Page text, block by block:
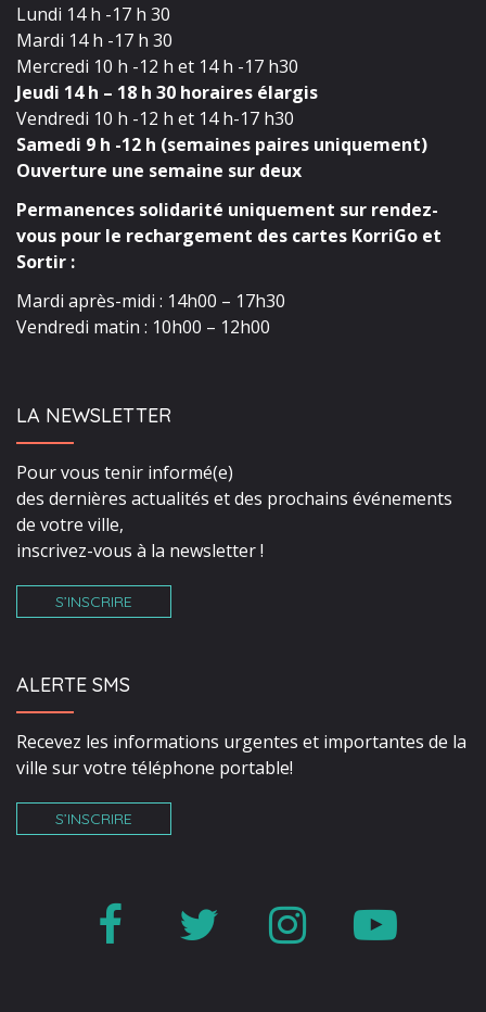
Lundi 14 h -17 h 30
Mardi 14 h -17 h 30
Mercredi 10 h -12 h et 14 h -17 h30
Jeudi 14 h – 18 h 30 horaires élargis
Vendredi 10 h -12 h et 14 h-17 h30
Samedi 9 h -12 h (semaines paires uniquement)
Ouverture une semaine sur deux
Permanences solidarité uniquement sur rendez-
vous pour le rechargement des cartes KorriGo et
Sortir :
Mardi après-midi : 14h00 – 17h30
Vendredi matin : 10h00 – 12h00
LA NEWSLETTER
Pour vous tenir informé(e)
des dernières actualités et des prochains événements
de votre ville,
inscrivez-vous à la newsletter !
S’INSCRIRE
ALERTE SMS
Recevez les informations urgentes et importantes de la
ville sur votre téléphone portable!
S’INSCRIRE
Lien Lien Lien